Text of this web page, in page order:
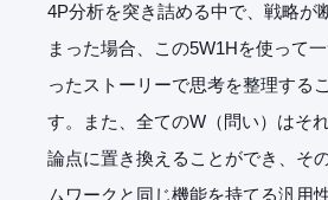
4P分析を突き詰める中で、戦略が
まった場合、この5W1Hを使って
ったストーリーで思考を整理する
す。また、全てのW（問い）はそ
論点に置き換えることができ、そ
ムワークと同じ機能を持てる汎用